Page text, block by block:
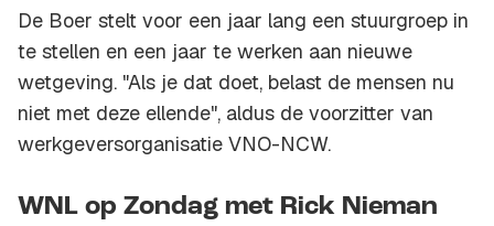
De Boer stelt voor een jaar lang een stuurgroep in
te stellen en een jaar te werken aan nieuwe
wetgeving. "Als je dat doet, belast de mensen nu
niet met deze ellende", aldus de voorzitter van
werkgeversorganisatie VNO-NCW.
WNL op Zondag met Rick Nieman